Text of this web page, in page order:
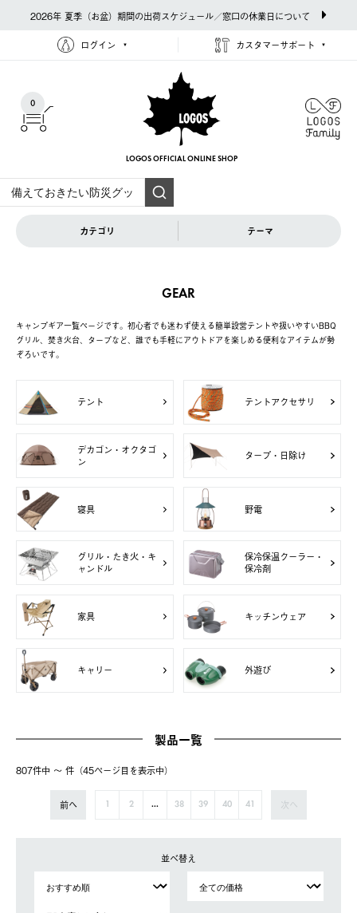
2026年 夏季（お盆）期間の出荷スケジュール／窓口の休業日について
ログイン カスタマーサポート
0
LOGOS OFFICIAL ONLINE SHOP
カテゴリ テーマ
GEAR
キャンプギア一覧ページです。初心者でも迷わず使える簡単設営テントや扱いやすいBBQ
グリル、焚き火台、タープなど、誰でも手軽にアウトドアを楽しめる便利なアイテムが勢
ぞろいです。
テント テントアクセサリ
デカゴン・オクタゴ
ン
タープ・日除け
寝具 野電
グリル・たき火・キ
ャンドル
保冷保温クーラー・
保冷剤
家具 キッチンウェア
キャリー 外遊び
製品一覧
807件中 〜 件（45ページ⽬を表⽰中）
前へ 2 ... 38 39 40 41 次へ
並べ替え